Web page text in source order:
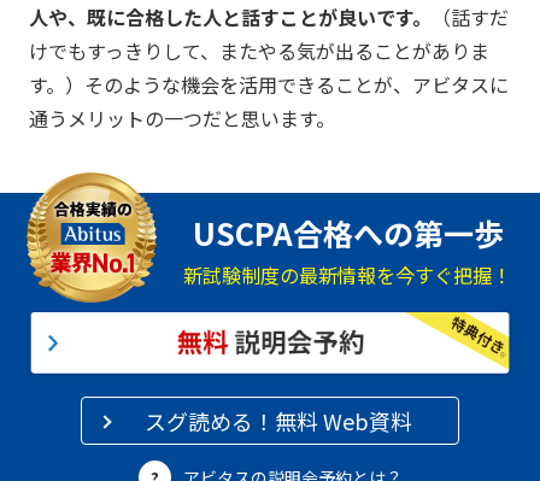
人や、既に合格した人と話すことが良いです。
（話すだ
けでもすっきりして、またやる気が出ることがありま
す。）そのような機会を活用できることが、アビタスに
通うメリットの一つだと思います。
USCPA合格への第一歩
新試験制度の最新情報を今すぐ把握！
スグ読める！無料 Web資料